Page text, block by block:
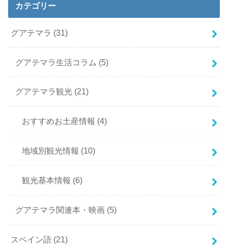
カテゴリー
グアテマラ (31)
グアテマラ生活コラム (5)
グアテマラ観光 (21)
おすすめお土産情報 (4)
地域別観光情報 (10)
観光基本情報 (6)
グアテマラ関連本・映画 (5)
スペイン語 (21)